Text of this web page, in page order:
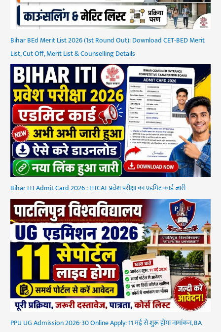
Bihar BEd Merit List 2026 (1st Round Out): Download CET-BED Merit
List, Cut Off, Merit List & Counselling Details
Bihar ITI Admit Card 2026 : ITICAT प्रवेश परीक्षा का एडमिट कार्ड जारी
PPU UG Admission 2026-30 Online Apply: 11 मई से शुरू होगा नामांकन, BA